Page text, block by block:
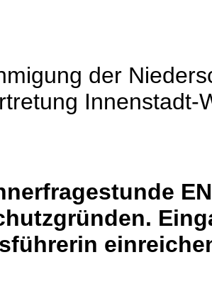
der
Innenstadt-